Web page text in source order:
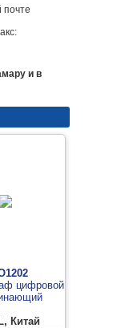
почте
и в
цифровой
Китай